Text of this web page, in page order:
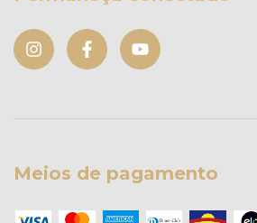
Meios de pagamento